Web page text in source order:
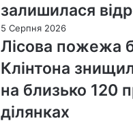
залишилася
5 Серпня 2026
Лісова пожежа
Клінтона
на близько 120
ділянках